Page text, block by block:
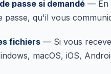
passe si demandé — En
passe, qu'il vous
fichiers — Si vous
macOS, iOS,